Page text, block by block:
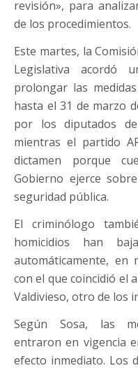
revisión», para
de los procedimientos.
Este martes, la
Legislativa acordó
prolongar las
hasta el 31 de marzo
por los diputados
mientras el partido
dictamen porque
Gobierno ejerce
seguridad pública.
El criminólogo
homicidios han
automáticamente, en
con el que coincidió el
Valdivieso, otro de los
Según Sosa, las
entraron en vigencia
efecto inmediato. Los